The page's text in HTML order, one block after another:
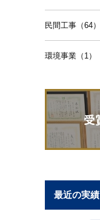
民間工事（64）
環境事業（1）
最近の実績